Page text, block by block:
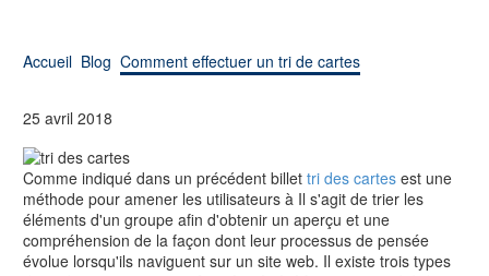
Accueil Blog Comment effectuer un tri de cartes
25 avril 2018
Comme indiqué dans un précédent billet tri des cartes est une
méthode pour amener les utilisateurs à Il s'agit de trier les
éléments d'un groupe afin d'obtenir un aperçu et une
compréhension de la façon dont leur processus de pensée
évolue lorsqu'ils naviguent sur un site web. Il existe trois types